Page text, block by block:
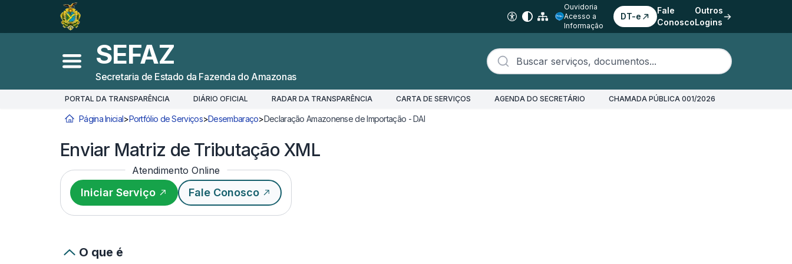
Ir para a
Busca 2
Ouvidoria
Acesso a
Informação
DT-e
Fale
Conosco
Outros
Logins
Abrir menu principal
SEFAZ
Secretaria de Estado da Fazenda do Amazonas
Buscar serviços, documentos...
PORTAL DA TRANSPARÊNCIA DIÁRIO OFICIAL RADAR DA TRANSPARÊNCIA CARTA DE SERVIÇOS AGENDA DO SECRETÁRIO CHAMADA PÚBLICA 001/2026
Você está aqui:
Página Inicial>Portfólio de Serviços>Desembaraço>Declaração Amazonense de Importação - DAIEnviar Matriz de Tributação XML
Enviar Matriz de Tributação XML
Atendimento Online
Iniciar Serviço Fale Conosco
O que é